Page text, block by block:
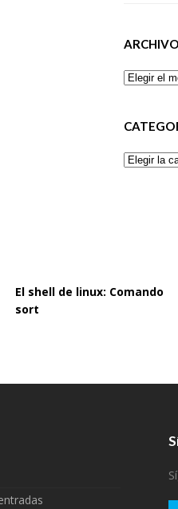
Archivos
El shell de linux: Comando
sort